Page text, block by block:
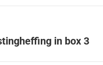
in box 3